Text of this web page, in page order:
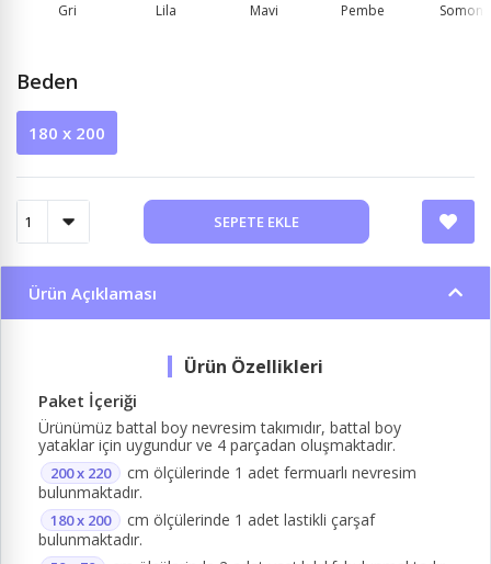
Gri Lila Mavi Pembe Somon
Beden
180 x 200
SEPETE EKLE
Ürün Açıklaması
Paket İçeriği
Ürünümüz battal boy nevresim takımıdır, battal boy
yataklar için uygundur ve 4 parçadan oluşmaktadır.
200 x 220
cm ölçülerinde 1 adet fermuarlı nevresim
bulunmaktadır.
180 x 200
cm ölçülerinde 1 adet lastikli çarşaf
bulunmaktadır.